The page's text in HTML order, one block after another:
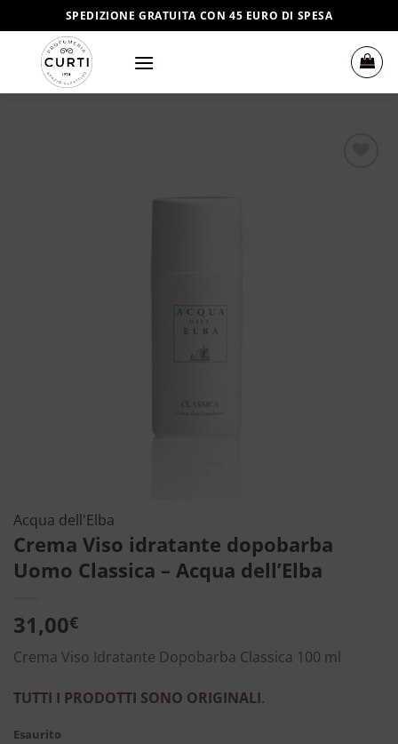
ai
contenuti
SPEDIZIONE GRATUITA CON 45 EURO DI SPESA
Acqua dell'Elba
Crema Viso idratante dopobarba
Uomo Classica – Acqua dell’Elba
31,00€
Crema Viso Idratante Dopobarba Classica 100 ml
TUTTI I PRODOTTI SONO ORIGINALI.
Esaurito